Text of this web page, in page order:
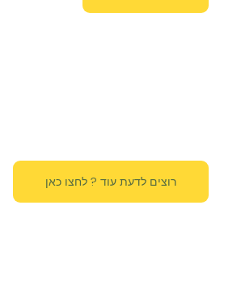
רוצים לדעת עוד ? לחצו כאן